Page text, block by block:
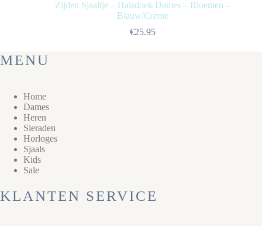
Zijden Sjaaltje – Halsdoek Dames – Bloemen –
Blauw/Crème
€25.95
MENU
Home
Dames
Heren
Sieraden
Horloges
Sjaals
Kids
Sale
KLANTEN SERVICE